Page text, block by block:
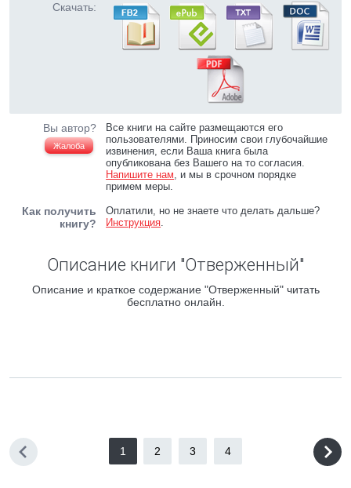
Скачать:
Вы автор?
Жалоба
Все книги на сайте размещаются его
пользователями. Приносим свои глубочайшие
извинения, если Ваша книга была
опубликована без Вашего на то согласия.
Напишите нам, и мы в срочном порядке
примем меры.
Как получить
книгу?
Оплатили, но не знаете что делать дальше?
Инструкция.
Описание книги "Отверженный"
Описание и краткое содержание "Отверженный" читать
бесплатно онлайн.
1 2 3 4